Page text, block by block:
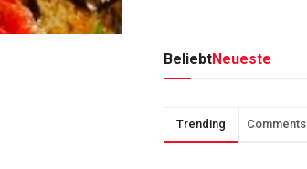
BeliebtNeueste
Trending Comments